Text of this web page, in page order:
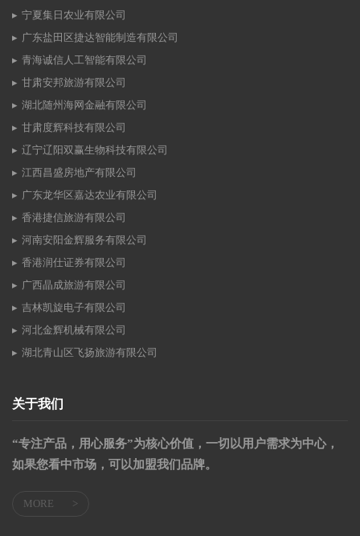
宁夏集日农业有限公司
广东盐田区捷达智能制造有限公司
青海诚信人工智能有限公司
甘肃安邦旅游有限公司
湖北随州海网金融有限公司
甘肃度辉科技有限公司
辽宁辽阳双赢生物科技有限公司
江西昌盛房地产有限公司
广东龙华区嘉达农业有限公司
香港捷信旅游有限公司
河南安阳金辉服务有限公司
香港润仕证券有限公司
广西晶成旅游有限公司
吉林凯旋电子有限公司
河北金辉机械有限公司
湖北青山区飞扬旅游有限公司
关于我们
“专注产品，用心服务”为核心价值，一切以用户需求为中心，
如果您看中市场，可以加盟我们品牌。
MORE >